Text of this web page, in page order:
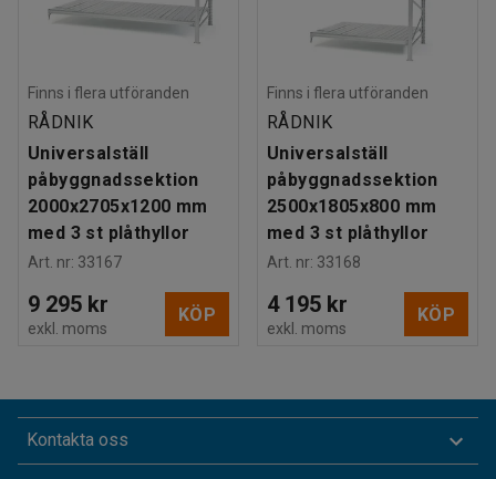
Finns i flera utföranden
RÅDNIK
Universalställ
påbyggnadssektion
2000x2705x1200 mm
med 3 st plåthyllor
Art. nr: 33167
9 295 kr
exkl. moms
KÖP
Finns i flera utföranden
RÅDNIK
Universalställ
påbyggnadssektion
2500x1805x800 mm
med 3 st plåthyllor
Art. nr: 33168
4 195 kr
exkl. moms
KÖP
Kontakta oss